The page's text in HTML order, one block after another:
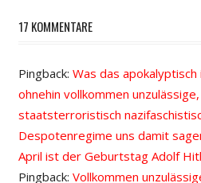
17 KOMMENTARE
Pingback: Was das
ohnehin vollkommen
staatsterroristisch
Despotenregime uns damit
April ist der Geburtstag Adolf
Pingback: Vollkommen